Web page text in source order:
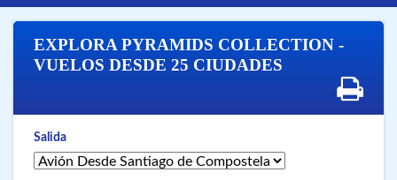
Identifícate
DESTINOS
OFERTAS SENIORS
EGIPTO LEGENDARIO
EXPLORA PYRAMIDS COLLECTION -
VUELOS DESDE 25 CIUDADES
Salida